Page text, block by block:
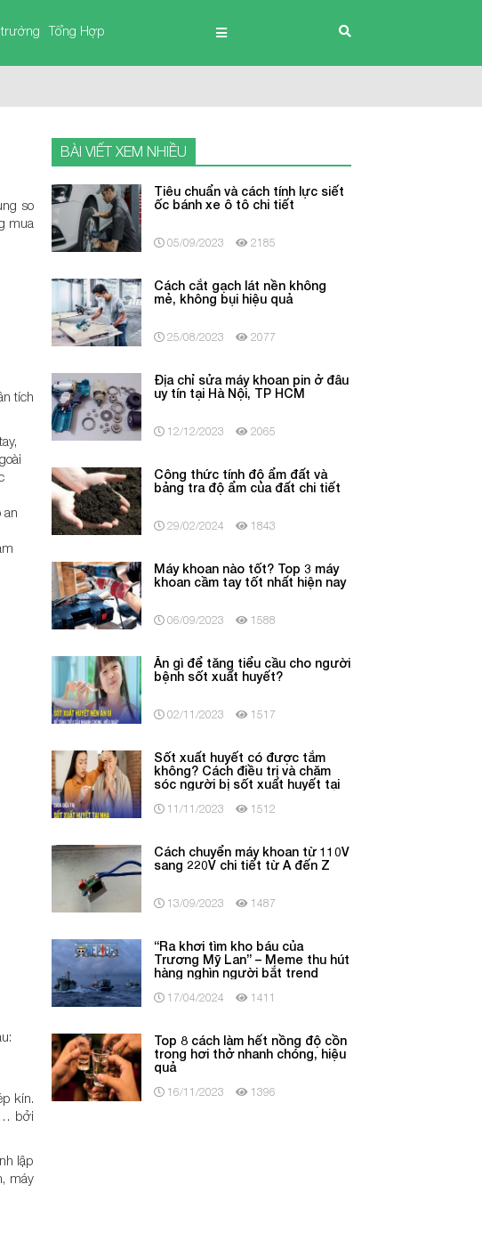
trường Tổng Hợp
so
mua
tích
an
kín.
bởi
lập
máy
BÀI VIẾT XEM NHIỀU
Tiêu chuẩn và cách tính lực siết
ốc bánh xe ô tô chi tiết
05/09/2023 2185
Cách cắt gạch lát nền không
mẻ, không bụi hiệu quả
25/08/2023 2077
Địa chỉ sửa máy khoan pin ở đâu
uy tín tại Hà Nội, TP HCM
12/12/2023 2065
Công thức tính độ ẩm đất và
bảng tra độ ẩm của đất chi tiết
29/02/2024 1843
Máy khoan nào tốt? Top 3 máy
khoan cầm tay tốt nhất hiện nay
06/09/2023 1588
Ăn gì để tăng tiểu cầu cho người
bệnh sốt xuất huyết?
02/11/2023 1517
Sốt xuất huyết có được tắm
không? Cách điều trị và chăm
sóc người bị sốt xuất huyết tại
11/11/2023 1512
Cách chuyển máy khoan từ 110V
sang 220V chi tiết từ A đến Z
13/09/2023 1487
“Ra khơi tìm kho báu của
Trương Mỹ Lan” – Meme thu hút
hàng nghìn người bắt trend
17/04/2024 1411
Top 8 cách làm hết nồng độ cồn
trong hơi thở nhanh chóng, hiệu
quả
16/11/2023 1396